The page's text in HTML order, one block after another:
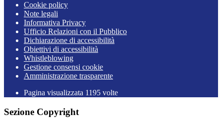
Cookie policy
Note legali
Informativa Privacy
Ufficio Relazioni con il Pubblico
Dichiarazione di accessibilità
Obiettivi di accessibilità
Whistleblowing
Gestione consensi cookie
Amministrazione trasparente
Pagina visualizzata 1195 volte
Sezione Copyright